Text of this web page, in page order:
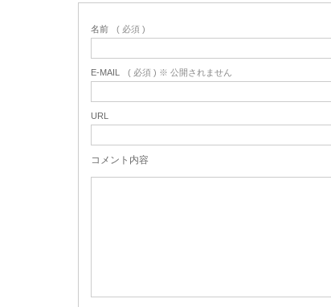
名前 ( 必須 )
E-MAIL ( 必須 ) ※ 公開されません
URL
コメント内容